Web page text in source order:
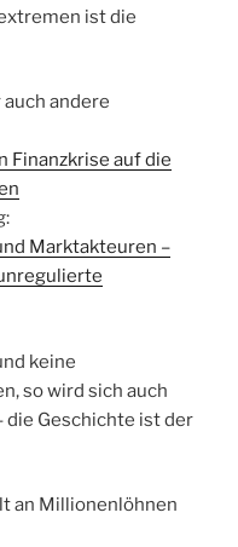
ist die
andere
Finanzkrise auf die
Marktakteuren –
keine
so wird sich auch
die Geschichte ist der
an Millionenlöhnen